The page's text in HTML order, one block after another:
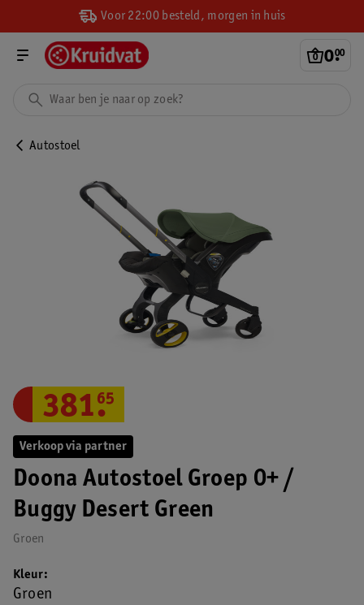
Voor 22:00 besteld, morgen in huis
0.
00
Autostoel
Verkoop via partner
Doona Autostoel Groep 0+ /
Buggy Desert Green
Groen
381.
65
Kleur
Groen